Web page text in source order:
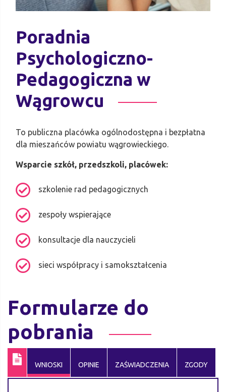
Poradnia
Psychologiczno-
Pedagogiczna w
Wągrowcu
To publiczna placówka ogólnodostępna i bezpłatna
dla mieszańców powiatu wągrowieckiego.
Wsparcie szkół, przedszkoli, placówek:
szkolenie rad pedagogicznych
zespoły wspierające
konsultacje dla nauczycieli
sieci współpracy i samokształcenia
Formularze do
pobrania
WNIOSKI OPINIE ZAŚWIADCZENIA ZGODY